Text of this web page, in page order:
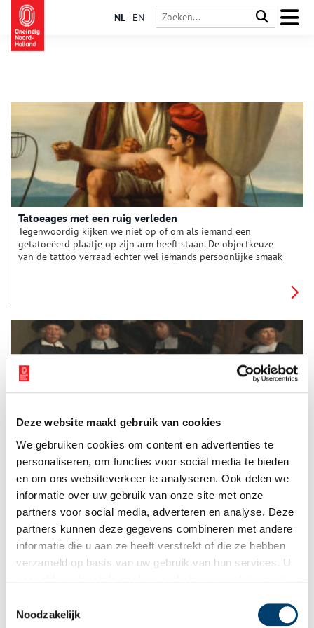
Deze website maakt gebruik van cookies
We gebruiken cookies om content en advertenties te
personaliseren, om functies voor social media te bieden
en om ons websiteverkeer te analyseren. Ook delen we
informatie over uw gebruik van onze site met onze
partners voor social media, adverteren en analyse. Deze
partners kunnen deze gegevens combineren met andere
informatie die u aan ze heeft verstrekt of die ze hebben
verzameld op basis van uw gebruik van hun services. U
Noodzakelijk
NL EN
Tatoeages met een ruig verleden
Tegenwoordig kijken we niet op of om als iemand een
getatoeëerd plaatje op zijn arm heeft staan. De objectkeuze
van de tattoo verraad echter wel iemands persoonlijke smaak
veilige terugkeer naar het vasteland. Daarnaast kon een visser
door zijn zeemanstatoeages worden geïdentificeerd, mocht hij
tijdens de reis verdrinken en ergens aanspoelen…
groepsportret
Bij een controle van een 17e-eeuws schilderij in de collectie
van het Amsterdam Museum, werd een tatoeage ontdekt op de
pols van een vooraanstaande Amsterdamse koopman. Een
wereldvondst, waarmee de primeur van de vroegst bekende
afbeelding van een tatoeage in de West-Europese
schilderkunst nu in Nederlandse handen is.
3 min